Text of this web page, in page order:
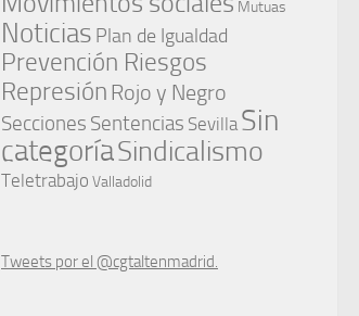
Mutuas
Noticias Plan de Igualdad
Prevención Riesgos
Represión Rojo y Negro
Secciones Sentencias Sevilla Sin
categoríaSindicalismo
Teletrabajo Valladolid
Tweets por el @cgtaltenmadrid.